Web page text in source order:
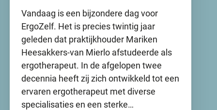
Vandaag is een bijzondere dag voor
ErgoZelf. Het is precies twintig jaar
geleden dat praktijkhouder Mariken
Heesakkers-van Mierlo afstudeerde als
ergotherapeut. In de afgelopen twee
decennia heeft zij zich ontwikkeld tot een
ervaren ergotherapeut met diverse
specialisaties en een sterke…